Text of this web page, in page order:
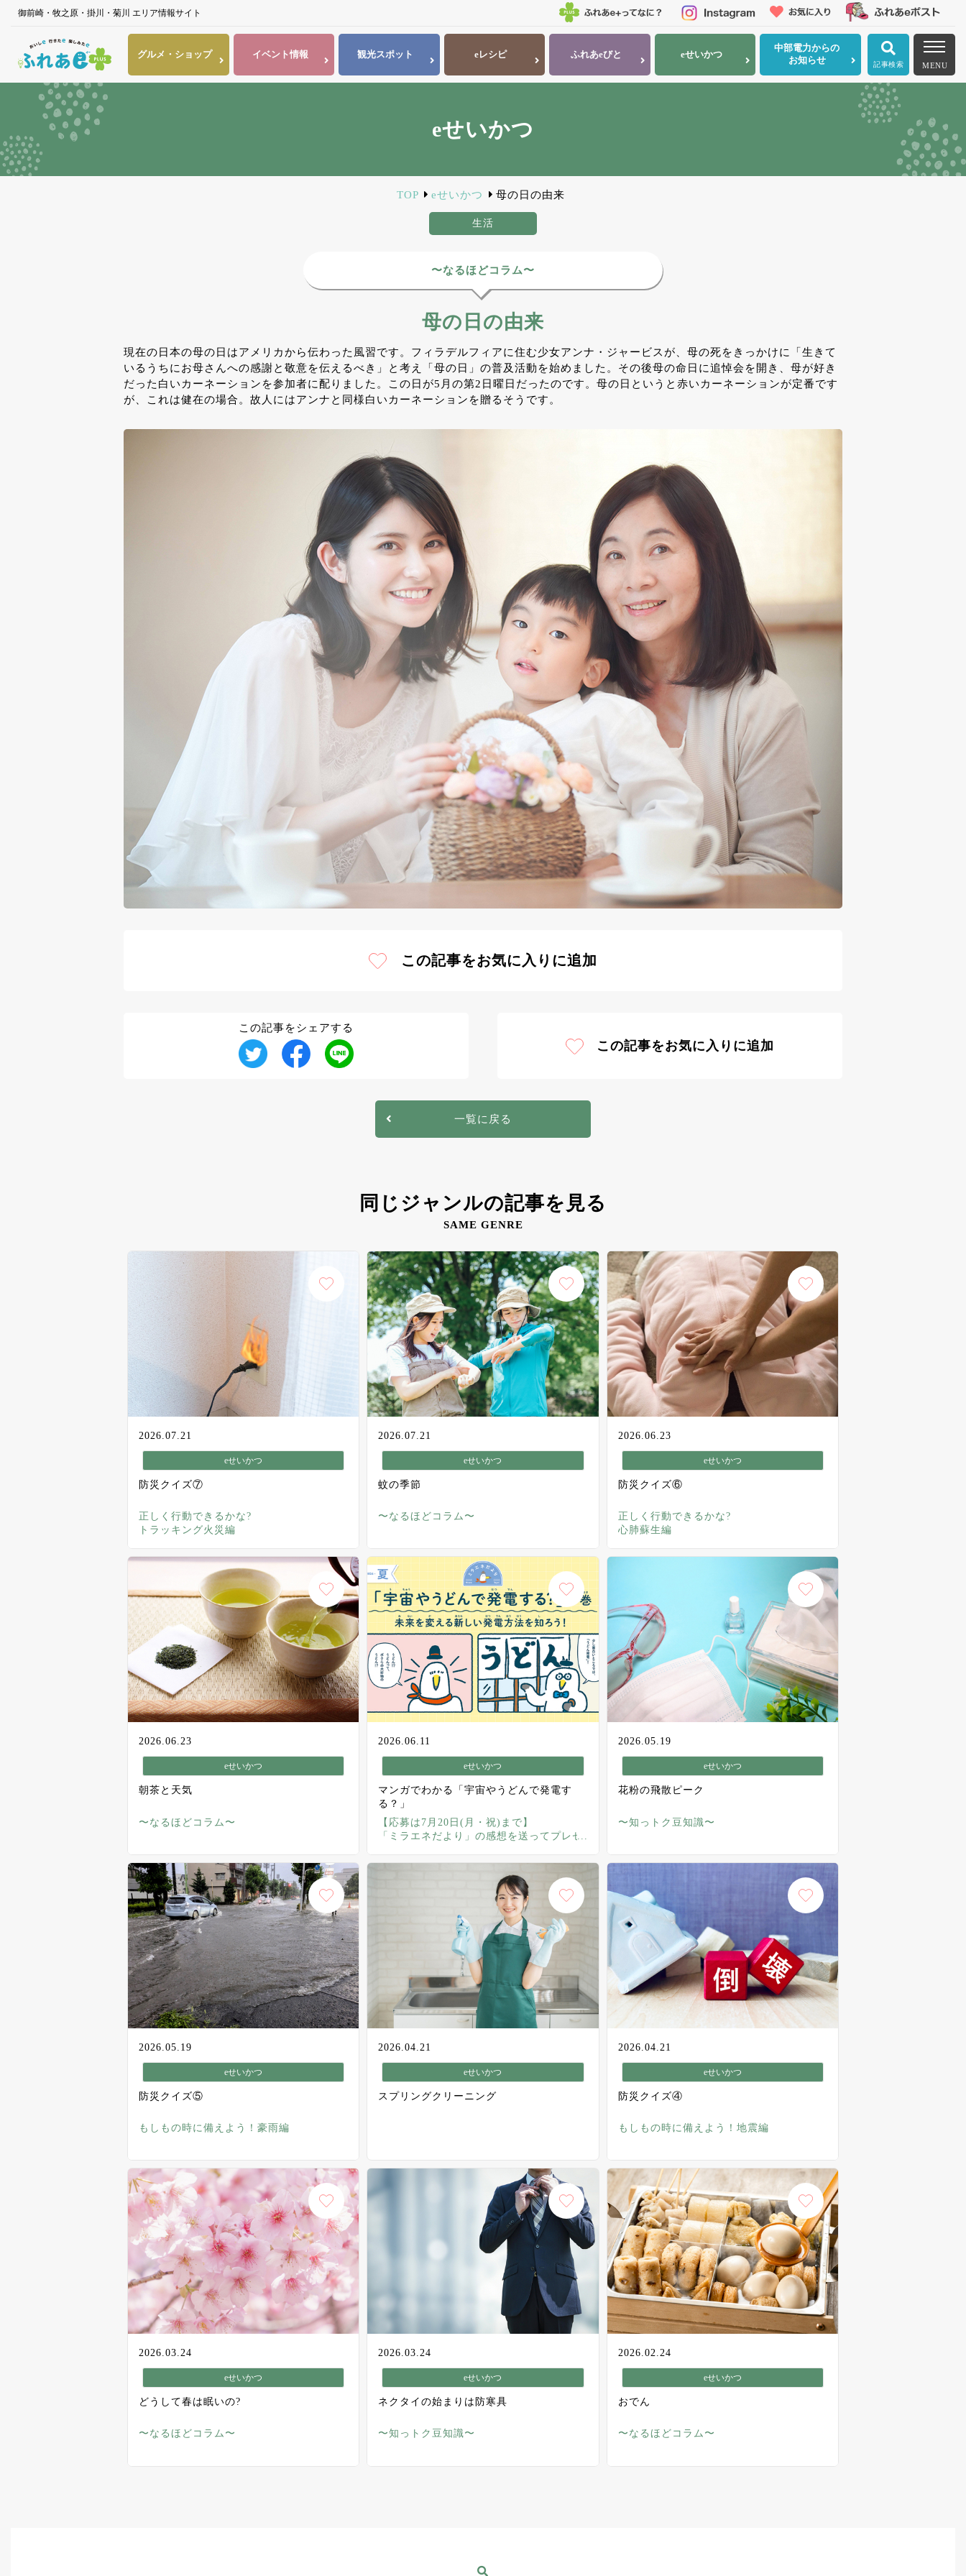
御前崎・牧之原・掛川・菊川 エリア情報サイト
グルメ・ ショップ イベント情報 観光スポット eレシピ ふれあeびと eせいかつ
中部電力からの
お知らせ
記事検索 MENU
eせいかつ
TOP eせいかつ 母の日の由来
生活
〜なるほどコラム〜
母の日の由来
現在の日本の母の日はアメリカから伝わった風習です。フィラデルフィアに住む少女アンナ・ジャービスが、母の死をきっかけに「生きて
いるうちにお母さんへの感謝と敬意を伝えるべき」と考え「母の日」の普及活動を始めました。その後母の命日に追悼会を開き、母が好き
だった白いカーネーションを参加者に配りました。この日が5月の第2日曜日だったのです。母の日というと赤いカーネーションが定番です
が、これは健在の場合。故人にはアンナと同様白いカーネーションを贈るそうです。
この記事をお気に入りに追加
この記事をシェアする
この記事をお気に入りに追加
一覧に戻る
同じジャンルの記事を見る
SAME GENRE
2026.07.21
eせいかつ
防災クイズ⑦
正しく行動できるかな?
トラッキング火災編
2026.07.21
eせいかつ
蚊の季節
〜なるほどコラム〜
2026.06.23
eせいかつ
防災クイズ⑥
正しく行動できるかな?
心肺蘇生編
2026.06.23
eせいかつ
朝茶と天気
〜なるほどコラム〜
2026.06.11
eせいかつ
マンガでわかる「宇宙やうどんで発電す
る？」
【応募は7月20日(月・祝)まで】
「ミラエネだより」の感想を送ってプレゼ
2026.05.19
eせいかつ
花粉の飛散ピーク
〜知っトク豆知識〜
2026.05.19
eせいかつ
防災クイズ⑤
もしもの時に備えよう！豪雨編
2026.04.21
eせいかつ
スプリングクリーニング
2026.04.21
eせいかつ
防災クイズ④
もしもの時に備えよう！地震編
2026.03.24
eせいかつ
どうして春は眠いの?
〜なるほどコラム〜
2026.03.24
eせいかつ
ネクタイの始まりは防寒具
〜知っトク豆知識〜
2026.02.24
eせいかつ
おでん
〜なるほどコラム〜